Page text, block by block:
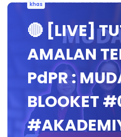
khas
🔴 [LIVE]
AMALAN
PdPR :
BLOOKET